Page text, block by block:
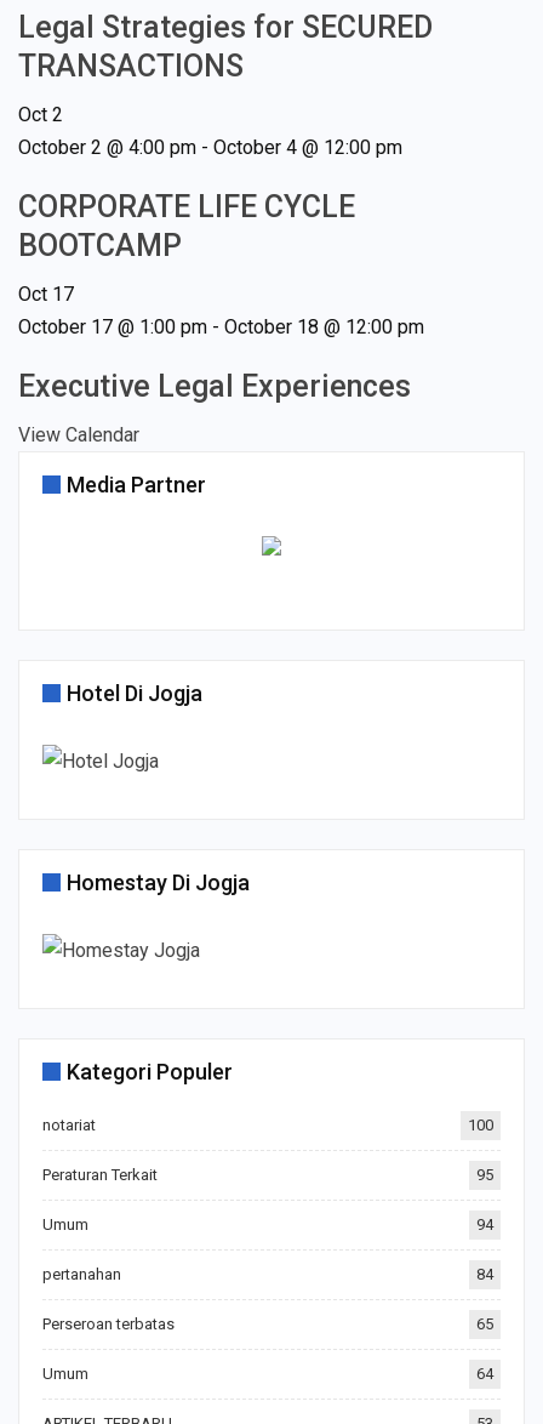
Legal Strategies for SECURED
TRANSACTIONS
Oct 2
October 2 @ 4:00 pm - October 4 @ 12:00 pm
CORPORATE LIFE CYCLE
BOOTCAMP
Oct 17
October 17 @ 1:00 pm - October 18 @ 12:00 pm
Executive Legal Experiences
View Calendar
Media Partner
Hotel Di Jogja
Homestay Di Jogja
Kategori Populer
notariat 100
Peraturan Terkait 95
Umum 94
pertanahan 84
Perseroan terbatas 65
Umum 64